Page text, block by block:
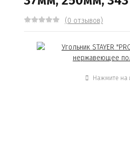
(0 отзывов)
Нажмите на